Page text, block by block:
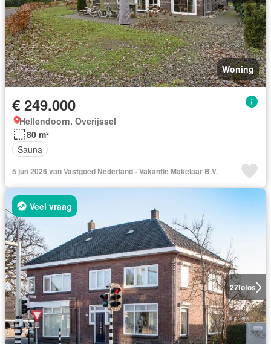
Woning
€ 249.000
Hellendoorn, Overijssel
80 m²
Sauna
5 jun 2026 van Vastgoed Nederland - Vakantie Makelaar B.V.
27fotos
Veel vraag